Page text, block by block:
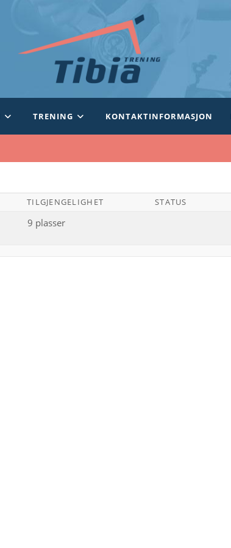
TRENING KONTAKTINFORMASJON
TILGJENGELIGHET STATUS
9 plasser